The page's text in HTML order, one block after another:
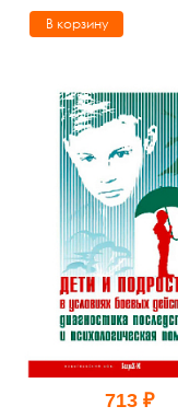
В корзину
713 ₽